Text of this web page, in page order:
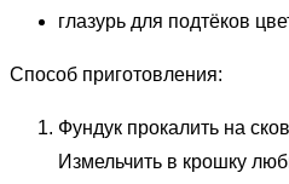
глазурь для подтёков
Способ приготовления:
Фундук прокалить на
Измельчить в крошку